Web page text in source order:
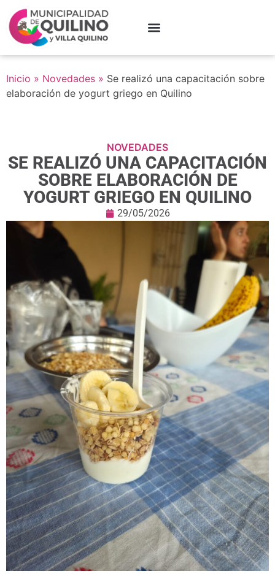
Inicio » Novedades » Se realizó una capacitación sobre
elaboración de yogurt griego en Quilino
NOVEDADES
SE REALIZÓ UNA CAPACITACIÓN
SOBRE ELABORACIÓN DE
YOGURT GRIEGO EN QUILINO
29/05/2026